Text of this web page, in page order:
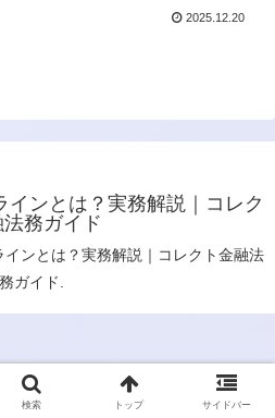
2025.12.20
インとは？実務解説｜コレク
法務ガイド
ンとは？実務解説｜コレクト金融法
務ガイド.
検索 トップ サイドバー